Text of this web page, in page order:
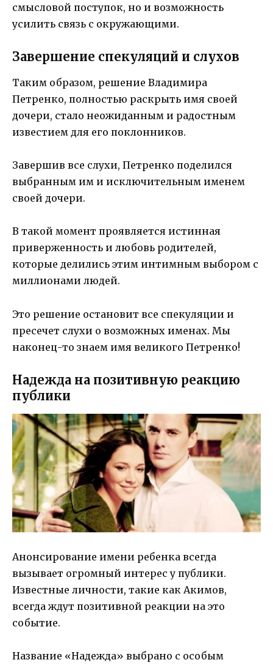
смысловой поступок, но и возможность
усилить связь с окружающими.
Завершение спекуляций и слухов
Таким образом, решение Владимира
Петренко, полностью раскрыть имя своей
дочери, стало неожиданным и радостным
известием для его поклонников.
Завершив все слухи, Петренко поделился
выбранным им и исключительным именем
своей дочери.
В такой момент проявляется истинная
приверженность и любовь родителей,
которые делились этим интимным выбором с
миллионами людей.
Это решение остановит все спекуляции и
пресечет слухи о возможных именах. Мы
наконец-то знаем имя великого Петренко!
Надежда на позитивную реакцию
публики
Анонсирование имени ребенка всегда
вызывает огромный интерес у публики.
Известные личности, такие как Акимов,
всегда ждут позитивной реакции на это
событие.
Название «Надежда» выбрано с особым